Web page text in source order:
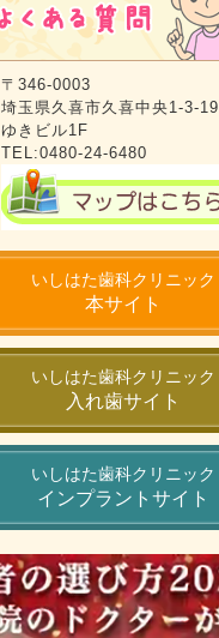
〒346-0003
埼玉県久喜市久喜中央1-3-19
ゆきビル1F
TEL:0480-24-6480
いしはた歯科クリニック
本サイト
いしはた歯科クリニック
入れ歯サイト
いしはた歯科クリニック
インプラントサイト